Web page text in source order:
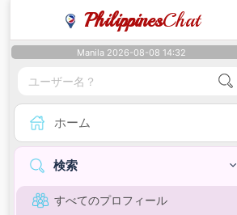
PhilippinesChat
Manila 2026-08-08 14:32
ホーム
検索
すべてのプロフィール